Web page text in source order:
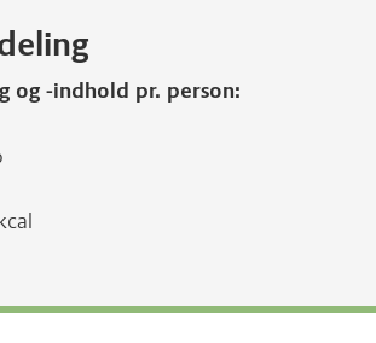
og -indhold pr. person: